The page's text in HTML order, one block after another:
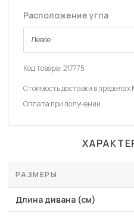
Расположение угла
Левое
Левое
Код товара:217775
Стоимость доставки в
Оплата при получении
РАЗМЕРЫ
Длина дивана (см)